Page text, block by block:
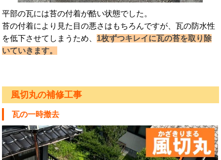
平部の瓦には苔の付着が酷い状態でした。
苔の付着により見た目の悪さはもちろんですが、瓦の防水性
を低下させてしまうため、 1枚ずつキレイに瓦の苔を取り除
いていきます。
風切丸の補修工事
瓦の一時撤去